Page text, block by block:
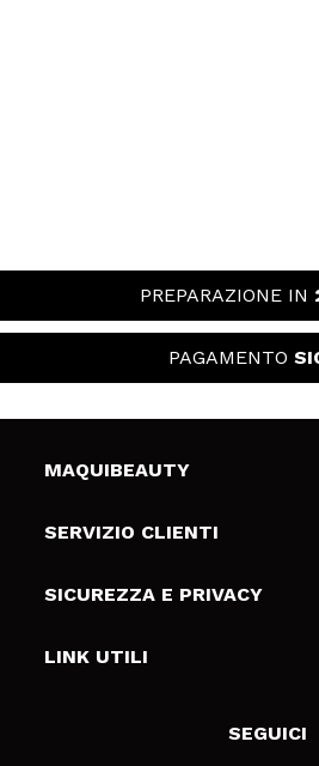
PREPARAZIONE IN
PAGAMENTO
MAQUIBEAUTY
Chi siamo
Gift Cards
SERVIZIO CLIENTI
Spedizioni & Resi
Metodi di pagamamento
SICUREZZA E PRIVACY
Termini e condizioni
LINK UTILI
SEGUICI